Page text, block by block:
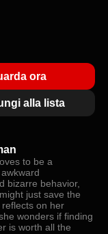
ora
alla lista
to be a
bizarre behavior,
just save the
on her
wonders if finding
is worth all the